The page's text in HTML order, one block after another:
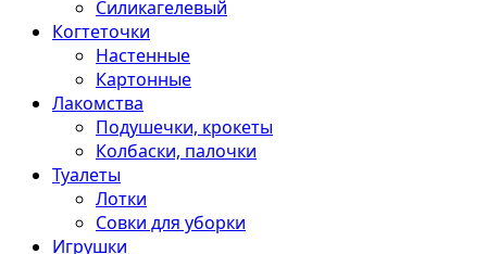
Силикагелевый
Когтеточки
Настенные
Картонные
Лакомства
Подушечки, крокеты
Колбаски, палочки
Туалеты
Лотки
Совки для уборки
Игрушки